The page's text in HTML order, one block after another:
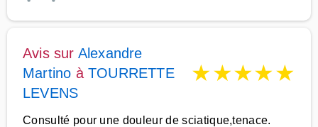
Avis sur Alexandre
Martino àTOURRETTE
LEVENS
★★★★★
Consulté pour une douleur de sciatique,tenace.